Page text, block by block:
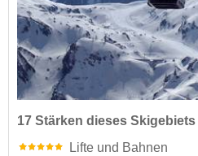
17 Stärken dieses Skigebiets
Lifte und Bahnen